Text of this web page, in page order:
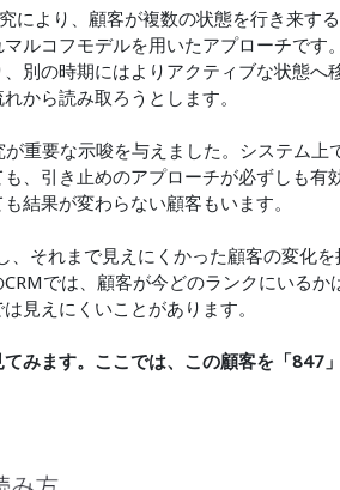
により、顧客が複数の状態を行き来す
ルコフモデルを用いたアプローチです
別の時期にはよりアクティブな状態へ
から読み取ろうとします。
重要な示唆を与えました。システム上
、引き止めのアプローチが必ずしも有
結果が変わらない顧客もいます。
それまで見えにくかった顧客の変化を
では、顧客が今どのランクにいる
見えにくいことがあります。
みます。ここでは、この顧客を「847